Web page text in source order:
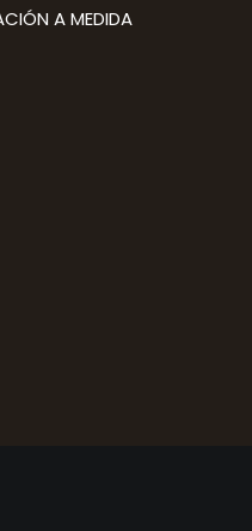
A MEDIDA